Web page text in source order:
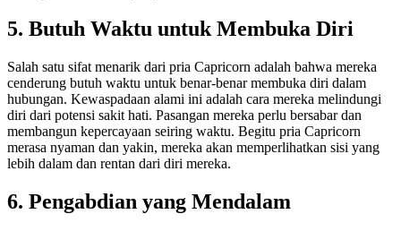
5. Butuh Waktu untuk Membuka Diri
Salah satu sifat menarik dari pria Capricorn adalah bahwa mereka
cenderung butuh waktu untuk benar-benar membuka diri dalam
hubungan. Kewaspadaan alami ini adalah cara mereka melindungi
diri dari potensi sakit hati. Pasangan mereka perlu bersabar dan
membangun kepercayaan seiring waktu. Begitu pria Capricorn
merasa nyaman dan yakin, mereka akan memperlihatkan sisi yang
lebih dalam dan rentan dari diri mereka.
6. Pengabdian yang Mendalam